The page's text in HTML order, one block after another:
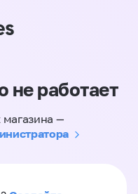
не работает
магазина —